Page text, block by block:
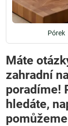
Pórek
Máte
zahradní
poradíme!
hledáte,